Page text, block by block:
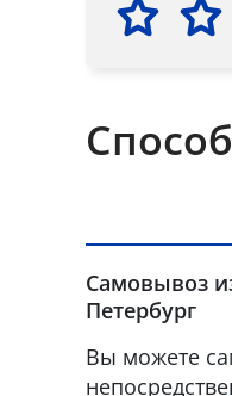
Самовывоз
Петербург
Вы можете